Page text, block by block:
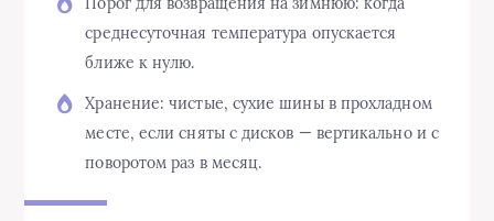
среднесуточная температура опускается
ближе к нулю.
Хранение: чистые, сухие шины в прохладном
месте, если сняты с дисков — вертикально и с
поворотом раз в месяц.